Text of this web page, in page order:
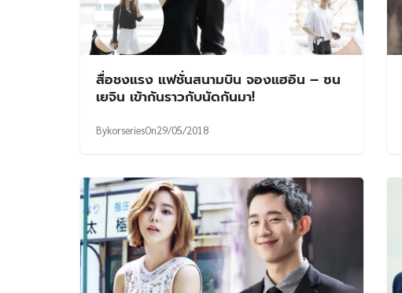
สื่อชงแรง แฟชั่นสนามบิน จองแฮอิน – ซน
เยจิน เข้ากันราวกับนัดกันมา!
BykorseriesOn29/05/2018